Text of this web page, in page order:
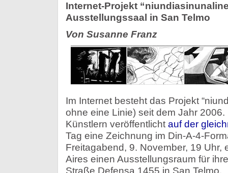
Internet-Projekt
Ausstellungssaal in San Telmo
Von Susanne Franz
Im Internet besteht das Projekt
ohne eine Linie) seit dem Jahr
Künstlern veröffentlicht auf der
Tag eine Zeichnung im Din-A-4-
Freitagabend, 9. November, 19 Uhr,
Aires einen Ausstellungsraum für
Straße Defensa 1455 in San Telmo.